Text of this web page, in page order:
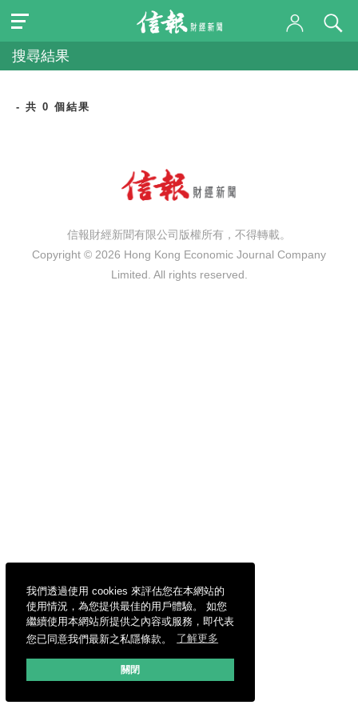
我們透過使用 cookies 來評估您在本網站的
使用情況，為您提供最佳的用戶體驗。 如您
繼續使用本網站所提供之內容或服務，即代表
您已同意我們最新之私隱條款。
了解更多
關閉
搜尋結果
- 共 0 個結果
信報財經新聞有限公司版權所有，不得轉載。
Copyright © 2026 Hong Kong Economic Journal Company
Limited. All rights reserved.